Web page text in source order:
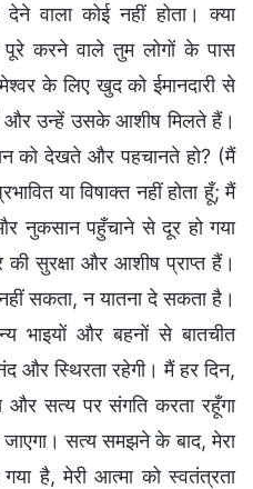
वाला कोई नहीं होता। क्या
करने वाले तुम लोगों के पास
के लिए खुद को ईमानदारी से
और उन्हें उसके आशीष मिलते हैं।
को देखते और पहचानते हो? (मैं
या विषाक्त नहीं होता हूँ; मैं
नुकसान पहुँचाने से दूर हो गया
सुरक्षा और आशीष प्राप्त हैं।
सकता, न यातना दे सकता है।
भाइयों और बहनों से बातचीत
और स्थिरता रहेगी। मैं हर दिन,
और सत्य पर संगति करता रहूँगा
सत्य समझने के बाद, मेरा
है, मेरी आत्मा को स्वतंत्रता